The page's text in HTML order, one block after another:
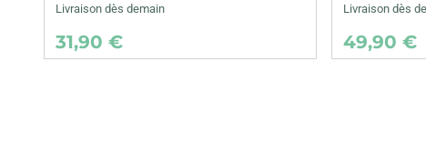
Livraison dès demain
31,90 €
Livraison dès
49,90 €